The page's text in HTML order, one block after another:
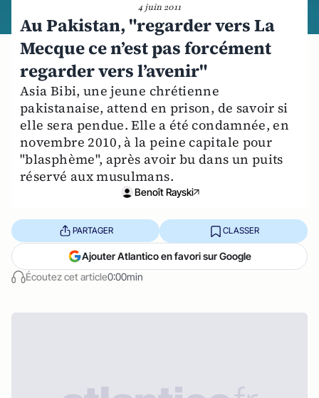
4 juin 2011
Au Pakistan, "regarder vers La
Mecque ce n’est pas forcément
regarder vers l’avenir"
Asia Bibi, une jeune chrétienne
pakistanaise, attend en prison, de savoir si
elle sera pendue. Elle a été condamnée, en
novembre 2010, à la peine capitale pour
"blasphème", après avoir bu dans un puits
réservé aux musulmans.
Benoît Rayski
Écoutez cet article0:00min
PARTAGER CLASSER
Ajouter Atlantico en favori sur Google